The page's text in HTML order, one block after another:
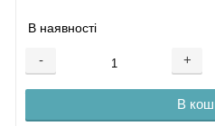
В наявності
- +
В